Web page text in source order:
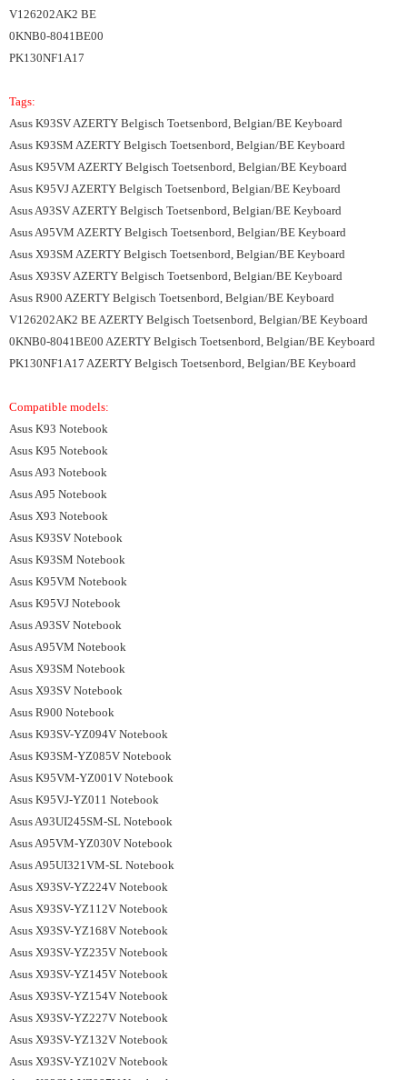
V126202AK2 BE
0KNB0-8041BE00
PK130NF1A17
Tags:
Asus K93SV AZERTY Belgisch Toetsenbord, Belgian/BE Keyboard
Asus K93SM AZERTY Belgisch Toetsenbord, Belgian/BE Keyboard
Asus K95VM AZERTY Belgisch Toetsenbord, Belgian/BE Keyboard
Asus K95VJ AZERTY Belgisch Toetsenbord, Belgian/BE Keyboard
Asus A93SV AZERTY Belgisch Toetsenbord, Belgian/BE Keyboard
Asus A95VM AZERTY Belgisch Toetsenbord, Belgian/BE Keyboard
Asus X93SM AZERTY Belgisch Toetsenbord, Belgian/BE Keyboard
Asus X93SV AZERTY Belgisch Toetsenbord, Belgian/BE Keyboard
Asus R900 AZERTY Belgisch Toetsenbord, Belgian/BE Keyboard
V126202AK2 BE AZERTY Belgisch Toetsenbord, Belgian/BE Keyboard
0KNB0-8041BE00 AZERTY Belgisch Toetsenbord, Belgian/BE Keyboard
PK130NF1A17 AZERTY Belgisch Toetsenbord, Belgian/BE Keyboard
Compatible models:
Asus K93 Notebook
Asus K95 Notebook
Asus A93 Notebook
Asus A95 Notebook
Asus X93 Notebook
Asus K93SV Notebook
Asus K93SM Notebook
Asus K95VM Notebook
Asus K95VJ Notebook
Asus A93SV Notebook
Asus A95VM Notebook
Asus X93SM Notebook
Asus X93SV Notebook
Asus R900 Notebook
Asus K93SV-YZ094V Notebook
Asus K93SM-YZ085V Notebook
Asus K95VM-YZ001V Notebook
Asus K95VJ-YZ011 Notebook
Asus A93UI245SM-SL Notebook
Asus A95VM-YZ030V Notebook
Asus A95UI321VM-SL Notebook
Asus X93SV-YZ224V Notebook
Asus X93SV-YZ112V Notebook
Asus X93SV-YZ168V Notebook
Asus X93SV-YZ235V Notebook
Asus X93SV-YZ145V Notebook
Asus X93SV-YZ154V Notebook
Asus X93SV-YZ227V Notebook
Asus X93SV-YZ132V Notebook
Asus X93SV-YZ102V Notebook